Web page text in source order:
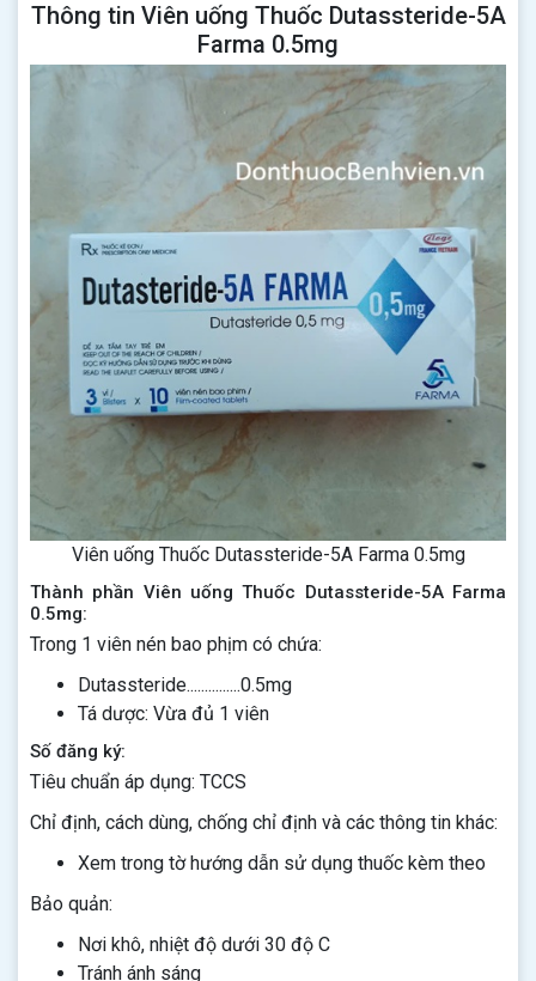
Thông tin Viên uống Thuốc Dutassteride-5A
Farma 0.5mg
Viên uống Thuốc Dutassteride-5A Farma 0.5mg
Thành phần Viên uống Thuốc Dutassteride-5A Farma
0.5mg:
Trong 1 viên nén bao phịm có chứa:
Dutassteride...............0.5mg
Tá dược: Vừa đủ 1 viên
Số đăng ký:
Tiêu chuẩn áp dụng: TCCS
Chỉ định, cách dùng, chống chỉ định và các thông tin khác:
Xem trong tờ hướng dẫn sử dụng thuốc kèm theo
Bảo quản:
Nơi khô, nhiệt độ dưới 30 độ C
Tránh ánh sáng